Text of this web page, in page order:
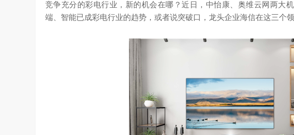
竞争充分的彩电行业，新的机会在哪？近日，中怡康、奥维云网两大
端、智能已成彩电行业的趋势，或者说突破口，龙头企业海信在这三个